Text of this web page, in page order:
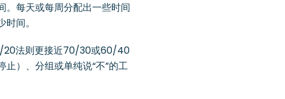
。每天或每周分配出一些时间
间。
20法则更接近70/30或60/40
）、分组或单纯说“不”的工